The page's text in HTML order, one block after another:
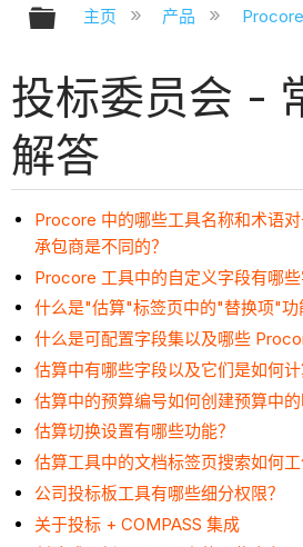
扩展/隐缩全局层次
主页 产品
投标委员会 -
解答
Procore 中的哪些工具名称和术语
承包商是不同的？
Procore 工具中的自定义字段有哪些
什么是"估算"标签页中的"替换项"功
什么是可配置字段集以及哪些
估算中有哪些字段以及它们是如何计
估算中的预算编号如何创建预算中的
估算切换设置有哪些功能？
估算工具中的文档标签页搜索如何工
公司投标板工具有哪些细分权限？
关于投标 + COMPASS 集成